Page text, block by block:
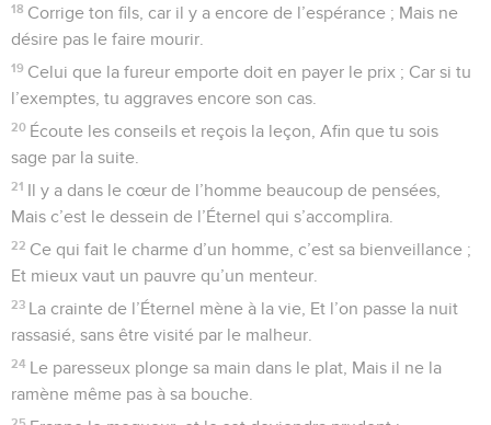
18 Corrige ton fils, car il y a encore de l’espérance ; Mais ne
désire pas le faire mourir.
19 Celui que la fureur emporte doit en payer le prix ; Car si tu
l’exemptes, tu aggraves encore son cas.
20 Écoute les conseils et reçois la leçon, Afin que tu sois
sage par la suite.
21 Il y a dans le cœur de l’homme beaucoup de pensées,
Mais c’est le dessein de l’Éternel qui s’accomplira.
22 Ce qui fait le charme d’un homme, c’est sa bienveillance ;
Et mieux vaut un pauvre qu’un menteur.
23 La crainte de l’Éternel mène à la vie, Et l’on passe la nuit
rassasié, sans être visité par le malheur.
24 Le paresseux plonge sa main dans le plat, Mais il ne la
ramène même pas à sa bouche.
25